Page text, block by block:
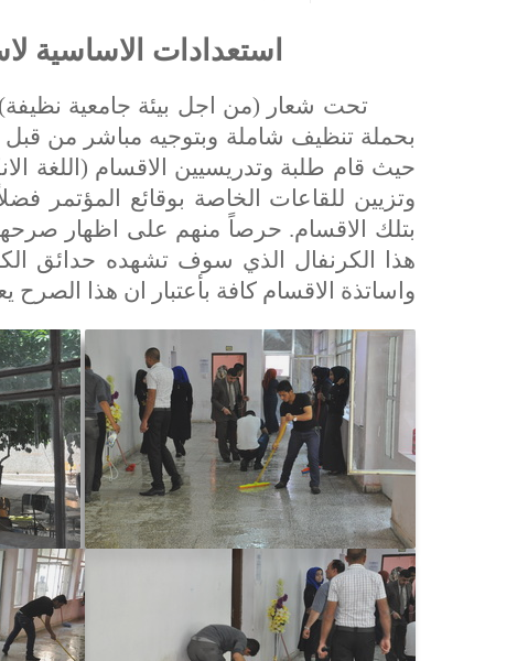
استعدادات الاساسية
بحملة تنظيف شاملة وبتوجيه مباشر من قبل
حيث قام طلبة وتدريسيين الاقسام (اللغة
وتزيين للقاعات الخاصة بوقائع المؤتمر
بتلك الاقسام. حرصاً منهم على اظهار
هذا الكرنفال الذي سوف تشهده حدائق
واساتذة الاقسام كافة بأعتبار ان هذا الصرح